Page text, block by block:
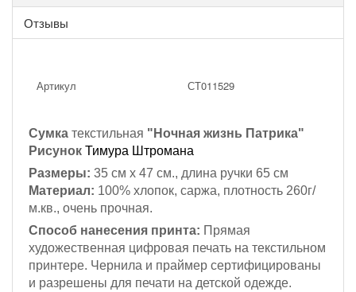
Отзывы
Артикул СТ011529
Сумка текстильная "Ночная жизнь Патрика"
Рисунок Тимура Штромана
Размеры: 35 см х 47 см., длина ручки 65 см
Материал: 100% хлопок, саржа, плотность 260г/
м.кв., очень прочная.
Способ нанесения принта: Прямая
художественная цифровая печать на текстильном
принтере. Чернила и праймер сертифицированы
и разрешены для печати на детской одежде.